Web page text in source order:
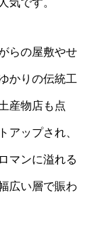
らの屋敷やせ
かりの伝統工
産物店も点
アップされ、
マンに溢れる
広い層で賑わ